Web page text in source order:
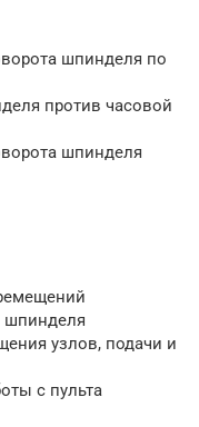
шпинделя по
против часовой
шпинделя
шпинделя
узлов, подачи и
с пульта